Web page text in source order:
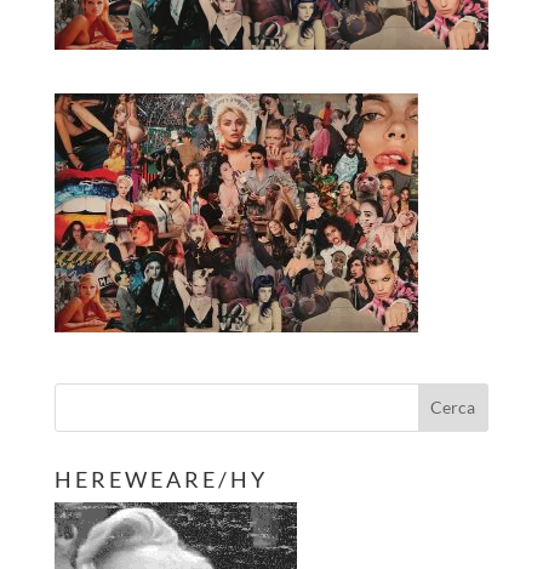
H E R E W E A R E / H Y